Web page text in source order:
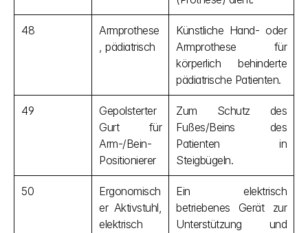
48
Armprothese
, pädiatrisch
Künstliche Hand- oder
Armprothese für
körperlich behinderte
pädiatrische Patienten.
49
Gepolsterter
Gurt für
Arm-/Bein-
Positionierer
Zum Schutz des
Fußes/Beins des
Patienten in
Steigbügeln.
50
Ergonomisch
er Aktivstuhl,
elektrisch
Ein elektrisch
betriebenes Gerät zur
Unterstützung und